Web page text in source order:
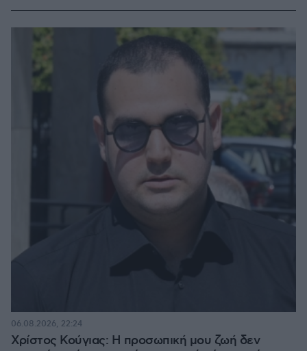
Χρίστος Κούγιας: Η προσωπική μου ζωή δεν
06.08.2026, 22:24